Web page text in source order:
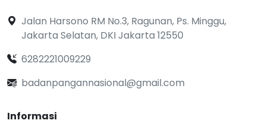
Jalan Harsono RM No.3, Ragunan, Ps. Minggu,
Jakarta Selatan, DKI Jakarta 12550
6282221009229
badanpangannasional@gmail.com
Informasi